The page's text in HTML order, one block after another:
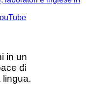
in un
di
lingua.